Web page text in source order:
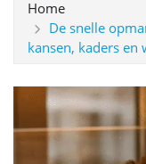
Home
De snelle
kansen, kaders en